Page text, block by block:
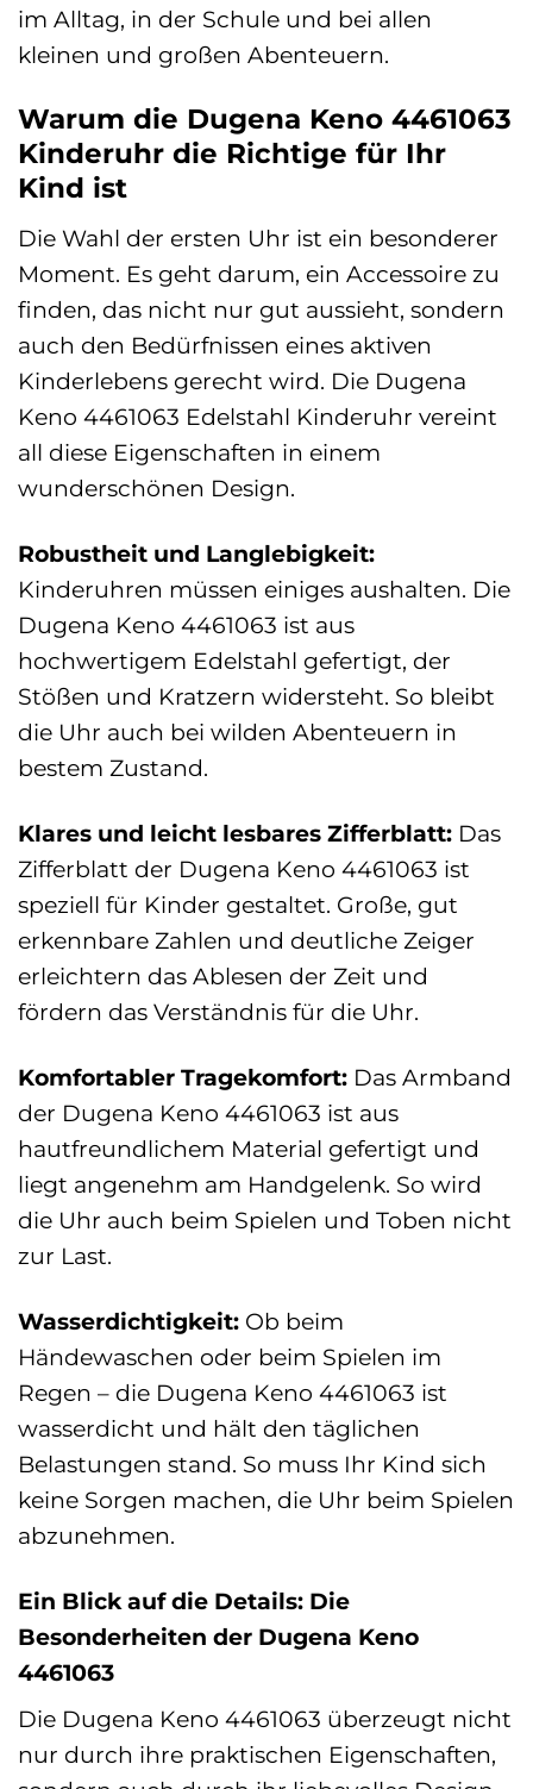
im Alltag, in der Schule und bei allen
kleinen und großen Abenteuern.
Warum die Dugena Keno 4461063
Kinderuhr die Richtige für Ihr
Kind ist
Die Wahl der ersten Uhr ist ein besonderer
Moment. Es geht darum, ein Accessoire zu
finden, das nicht nur gut aussieht, sondern
auch den Bedürfnissen eines aktiven
Kinderlebens gerecht wird. Die Dugena
Keno 4461063 Edelstahl Kinderuhr vereint
all diese Eigenschaften in einem
wunderschönen Design.
Robustheit und Langlebigkeit:
Kinderuhren müssen einiges aushalten. Die
Dugena Keno 4461063 ist aus
hochwertigem Edelstahl gefertigt, der
Stößen und Kratzern widersteht. So bleibt
die Uhr auch bei wilden Abenteuern in
bestem Zustand.
Klares und leicht lesbares Zifferblatt: Das
Zifferblatt der Dugena Keno 4461063 ist
speziell für Kinder gestaltet. Große, gut
erkennbare Zahlen und deutliche Zeiger
erleichtern das Ablesen der Zeit und
fördern das Verständnis für die Uhr.
Komfortabler Tragekomfort: Das Armband
der Dugena Keno 4461063 ist aus
hautfreundlichem Material gefertigt und
liegt angenehm am Handgelenk. So wird
die Uhr auch beim Spielen und Toben nicht
zur Last.
Wasserdichtigkeit: Ob beim
Händewaschen oder beim Spielen im
Regen – die Dugena Keno 4461063 ist
wasserdicht und hält den täglichen
Belastungen stand. So muss Ihr Kind sich
keine Sorgen machen, die Uhr beim Spielen
abzunehmen.
Ein Blick auf die Details: Die
Besonderheiten der Dugena Keno
4461063
Die Dugena Keno 4461063 überzeugt nicht
nur durch ihre praktischen Eigenschaften,